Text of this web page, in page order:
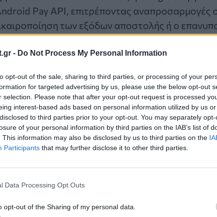
- Do Not Process My Personal Information
opt-out of the sale, sharing to third parties, or processing of your
for targeted advertising by us, please use the below opt-out
selection. Please note that after your opt-out request is processed
interest-based ads based on personal information utilized by us
to third parties prior to your opt-out. You may separately
of your personal information by third parties on the IAB’s list of
This information may also be disclosed by us to third parties on the
Participants that may further disclose it to other third parties.
Data Processing Opt Outs
opt-out of the Sharing of my personal data.
Pay API, επιτρέποντας αναπροσαρμογές
των εξόδων αποστολής ή ο
η διαδικασία.
εφαρμογών τρίτων, όπου αναμένεται να αυξηθεί
της αγοράς και η βελτιστοποίηση
του πελάτη, που κάποτε καθοριζόταν από
πλέον στην ικανότητα ενός πράκτορα να
εκτελεί μια συναλλαγή μέσω ενός API. Οι ηγέτες